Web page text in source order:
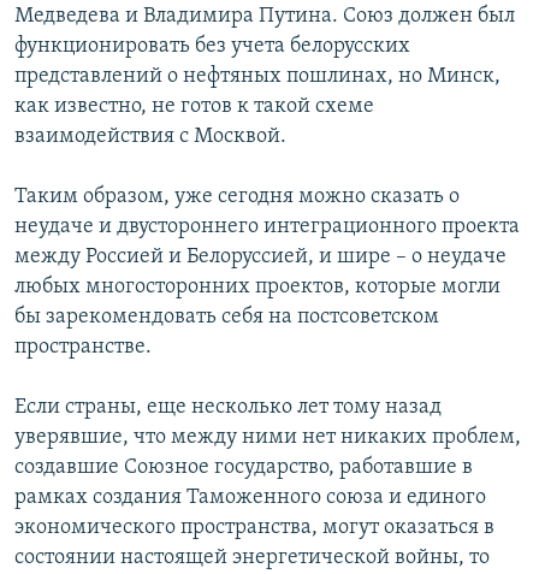
Медведева и Владимира Путина. Союз должен был
функционировать без учета белорусских
представлений о нефтяных пошлинах, но Минск,
как известно, не готов к такой схеме
взаимодействия с Москвой.
Таким образом, уже сегодня можно сказать о
неудаче и двустороннего интеграционного проекта
между Россией и Белоруссией, и шире – о неудаче
любых многосторонних проектов, которые могли
бы зарекомендовать себя на постсоветском
пространстве.
Если страны, еще несколько лет тому назад
уверявшие, что между ними нет никаких проблем,
создавшие Союзное государство, работавшие в
рамках создания Таможенного союза и единого
экономического пространства, могут оказаться в
состоянии настоящей энергетической войны, то